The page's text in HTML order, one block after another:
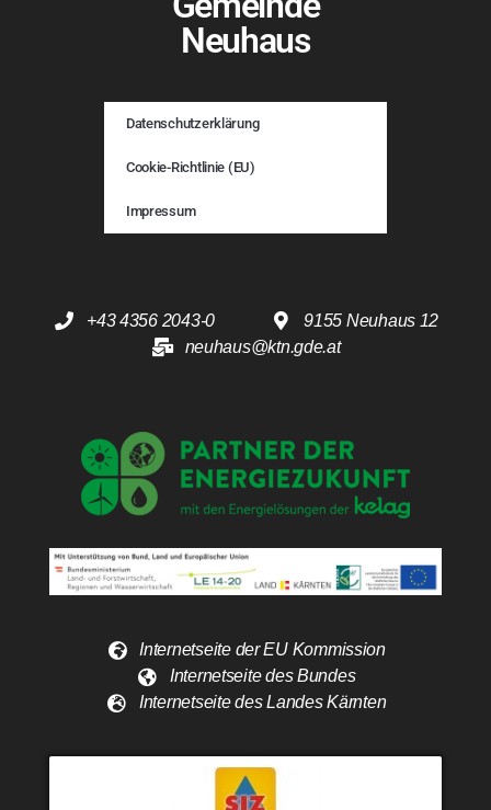
Neuhaus
Datenschutzerklärung
Cookie-Richtlinie (EU)
Impressum
+43 4356 2043-0
9155 Neuhaus 12
neuhaus@ktn.gde.at
Internetseite der EU Kommission
Internetseite des Bundes
Internetseite des Landes Kärnten